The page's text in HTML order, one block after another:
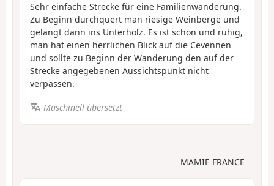
Sehr einfache Strecke für eine Familienwanderung.
Zu Beginn durchquert man riesige Weinberge und
gelangt dann ins Unterholz. Es ist schön und ruhig,
man hat einen herrlichen Blick auf die Cevennen
und sollte zu Beginn der Wanderung den auf der
Strecke angegebenen Aussichtspunkt nicht
verpassen.
Maschinell übersetzt
MAMIE FRANCE